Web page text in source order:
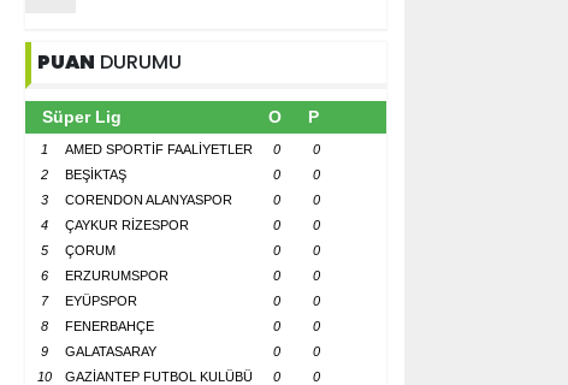
PUAN DURUMU
Süper Lig O P
1 AMED SPORTİF FAALİYETLER 0
0
2
BEŞİKTAŞ 0
0
3
CORENDON ALANYASPOR 0
0
4
ÇAYKUR RİZESPOR 0
0
5
ÇORUM 0
0
6
ERZURUMSPOR 0
0
7
EYÜPSPOR 0
0
8
FENERBAHÇE 0
0
9
GALATASARAY 0
0
10
GAZİANTEP FUTBOL KULÜBÜ 0
0